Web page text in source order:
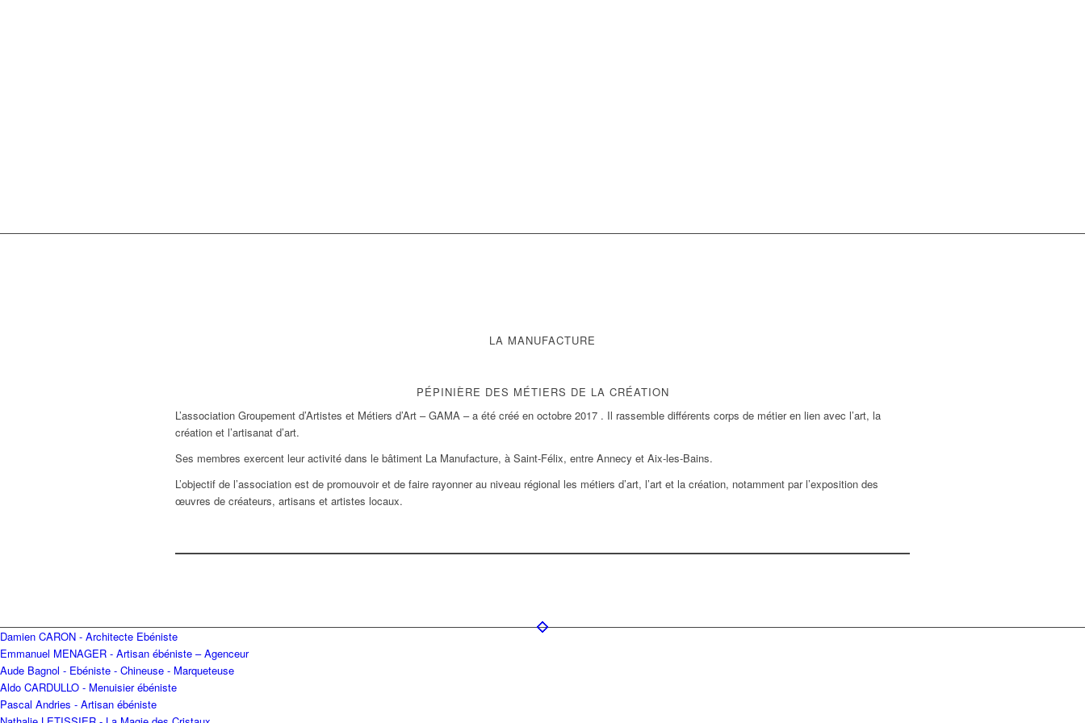
LA MANUFACTURE
PÉPINIÈRE DES MÉTIERS DE LA CRÉATION
L’association Groupement d’Artistes et Métiers d’Art – GAMA – a été créé en octobre 2017 . Il rassemble différents corps de métier en lien avec l’art, la
création et l’artisanat d’art.
Ses membres exercent leur activité dans le bâtiment La Manufacture, à Saint-Félix, entre Annecy et Aix-les-Bains.
L’objectif de l’association est de promouvoir et de faire rayonner au niveau régional les métiers d’art, l’art et la création, notamment par l’exposition des
œuvres de créateurs, artisans et artistes locaux.
Damien CARON - Architecte Ebéniste
Emmanuel MENAGER - Artisan ébéniste – Agenceur
Aude Bagnol - Ebéniste - Chineuse - Marqueteuse
Aldo CARDULLO - Menuisier ébéniste
Pascal Andries - Artisan ébéniste